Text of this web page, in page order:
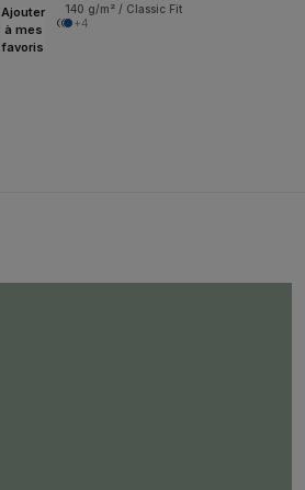
140 g/m² / Classic Fit
+4
Ajouter
à mes
favoris